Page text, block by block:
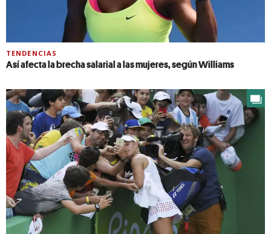
TENDENCIAS
Así afecta la brecha salarial a las mujeres, según Williams